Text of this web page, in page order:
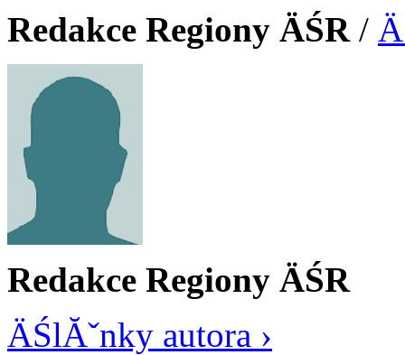
Redakce Regiony ÄŚR/
Redakce Regiony ÄŚR
ÄŚlĂˇnky autora ›